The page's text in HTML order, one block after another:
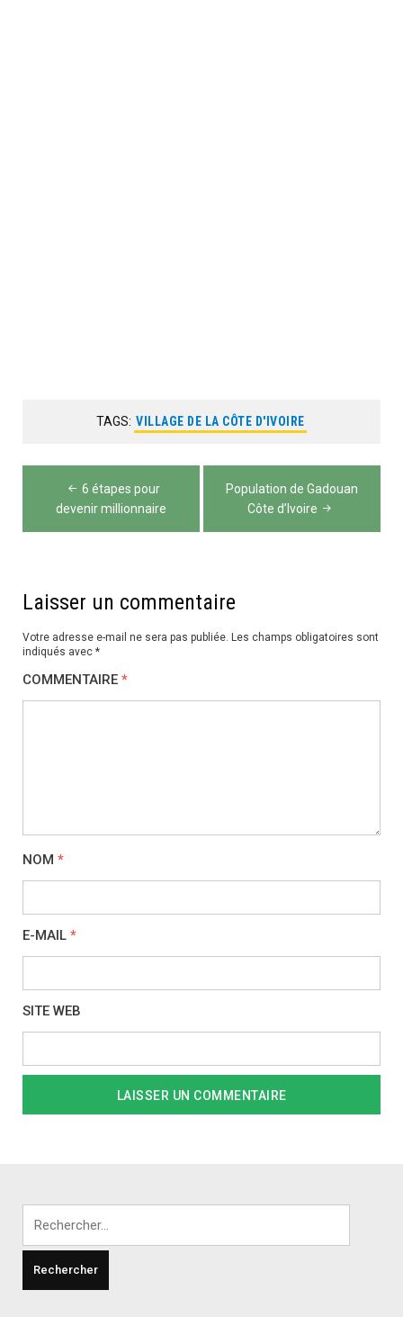
TAGS: VILLAGE DE LA CÔTE D'IVOIRE
Navigation
6 étapes pour
devenir millionnaire
Population de Gadouan
Côte d’Ivoire
Laisser un commentaire
Votre adresse e-mail ne sera pas publiée. Les champs obligatoires sont
indiqués avec *
COMMENTAIRE *
NOM *
E-MAIL *
SITE WEB